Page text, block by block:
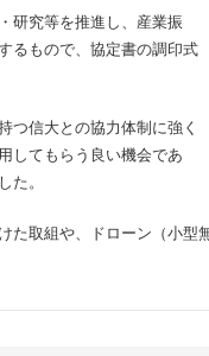
研究等を推進し、産業振
るもので、協定書の調印式
信大との協力体制に強く
してもらう良い機会であ
た。
取組や、ドローン（小型